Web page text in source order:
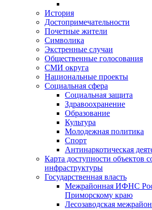
История
Достопримечательности
Почетные жители
Символика
Экстренные случаи
Общественные голосования
СМИ округа
Национальные проекты
Социальная сфера
Социальная защита
Здравоохранение
Образование
Культура
Молодежная политика
Спорт
Антинаркотическая
Карта доступности объектов
инфраструктуры
Государственная власть
Межрайонная ИФНС
Приморскому краю
Лесозаводская